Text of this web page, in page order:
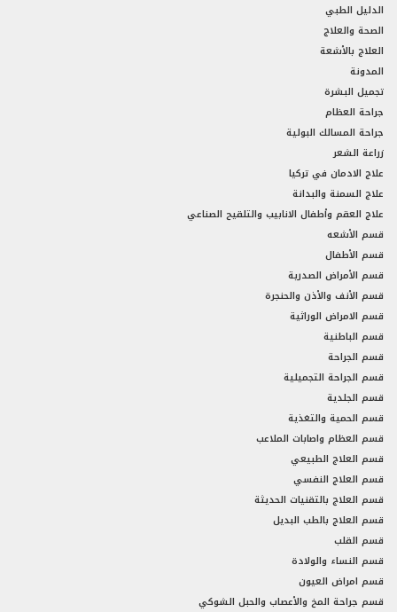
الدليل الطبي
الصحة والعلاج
العلاج بالأشعة
المدونة
تجميل البشرة
جراحة العظام
جراحة المسالك البولية
زراعة الشعر
علاج الادمان في تركيا
علاج السمنة والبدانة
علاج العقم وأطفال الانابيب والتلقيح الصناعي
قسم الأشعه
قسم الأطفال
قسم الأمراض الصدرية
قسم الأنف والأذن والحنجرة
قسم الامراض الوراثية
قسم الباطنية
قسم الجراحة
قسم الجراحة التجميلية
قسم الجلدية
قسم الحمية والتغذية
قسم العظام واصابات الملاعب
قسم العلاج الطبيعي
قسم العلاج النفسي
قسم العلاج بالتقنيات الحديثة
قسم العلاج بالطب البديل
قسم القلب
قسم النساء والولادة
قسم امراض العيون
قسم جراحة المخ والأعصاب والحبل الشوكي